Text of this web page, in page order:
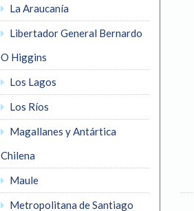
La Araucanía
Libertador General Bernardo
O Higgins
Los Lagos
Los Ríos
Magallanes y Antártica
Chilena
Maule
Metropolitana de Santiago